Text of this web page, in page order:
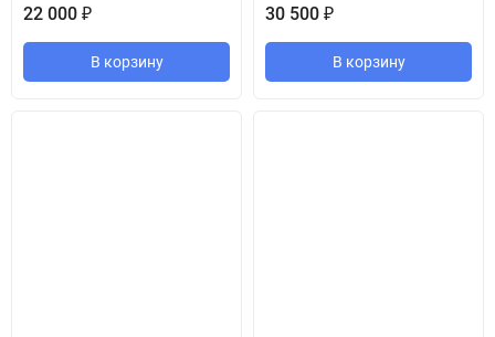
22 000 ₽
В корзину
30 500 ₽
В корзину